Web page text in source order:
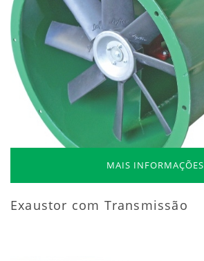
MAIS INFORMAÇÕES
Exaustor com Transmissão